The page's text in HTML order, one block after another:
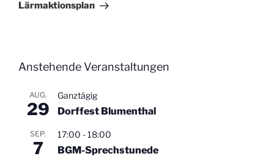
Lärmaktionsplan
Anstehende Veranstaltungen
AUG.
29
Ganztägig
Dorffest Blumenthal
SEP.
7
17:00 -18:00
BGM-Sprechstunede